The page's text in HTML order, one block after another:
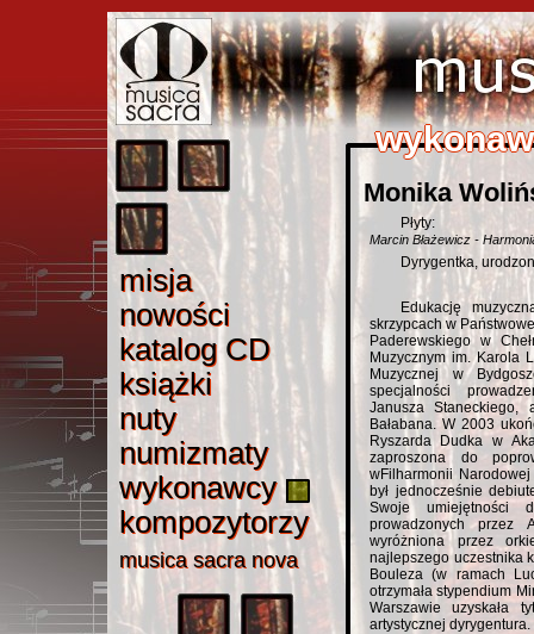
Monika
Płyty:
Marcin Błażewicz -
Dyrygentka,
Edukację
skrzypcach w
Paderewskiego w
Muzycznym im. Karola
Muzycznej w
specjalności
Janusza
Bałabana. W 2003
Ryszarda Dudka w
zaproszona do
wFilharmonii Narodowej
był jednocześnie
Swoje umiejętności
prowadzonych przez
wyróżniona przez
najlepszego uczestnika
Bouleza (w ramach
otrzymała stypendium
Warszawie uzyskała
artystycznej dyrygentura.
misja
misja
nowości
nowości
katalog CD
katalog CD
książki
książki
nuty
nuty
numizmaty
numizmaty
wykonawcy
wykonawcy
kompozytorzy
kompozytorzy
musica sacra nova
musica sacra nova